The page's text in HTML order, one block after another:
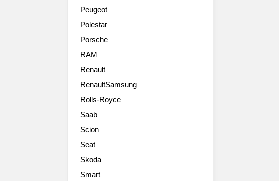
Sedan’s
dynamic,
genes
versatility
Touring,
which
backed
Peugeot
Polestar
Porsche
RAM
Renault
RenaultSamsung
Rolls-Royce
Saab
Scion
Seat
Skoda
Smart